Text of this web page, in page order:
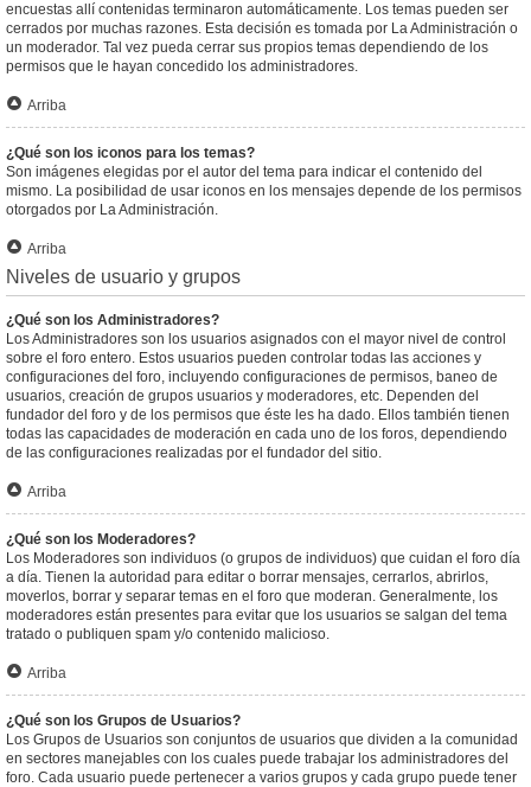
encuestas allí contenidas terminaron automáticamente. Los temas pueden ser
cerrados por muchas razones. Esta decisión es tomada por La Administración o
un moderador. Tal vez pueda cerrar sus propios temas dependiendo de los
permisos que le hayan concedido los administradores.
Arriba
¿Qué son los iconos para los temas?
Son imágenes elegidas por el autor del tema para indicar el contenido del
mismo. La posibilidad de usar iconos en los mensajes depende de los permisos
otorgados por La Administración.
Arriba
Niveles de usuario y grupos
¿Qué son los Administradores?
Los Administradores son los usuarios asignados con el mayor nivel de control
sobre el foro entero. Estos usuarios pueden controlar todas las acciones y
configuraciones del foro, incluyendo configuraciones de permisos, baneo de
usuarios, creación de grupos usuarios y moderadores, etc. Dependen del
fundador del foro y de los permisos que éste les ha dado. Ellos también tienen
todas las capacidades de moderación en cada uno de los foros, dependiendo
de las configuraciones realizadas por el fundador del sitio.
Arriba
¿Qué son los Moderadores?
Los Moderadores son individuos (o grupos de individuos) que cuidan el foro día
a día. Tienen la autoridad para editar o borrar mensajes, cerrarlos, abrirlos,
moverlos, borrar y separar temas en el foro que moderan. Generalmente, los
moderadores están presentes para evitar que los usuarios se salgan del tema
tratado o publiquen spam y/o contenido malicioso.
Arriba
¿Qué son los Grupos de Usuarios?
Los Grupos de Usuarios son conjuntos de usuarios que dividen a la comunidad
en sectores manejables con los cuales puede trabajar los administradores del
foro. Cada usuario puede pertenecer a varios grupos y cada grupo puede tener